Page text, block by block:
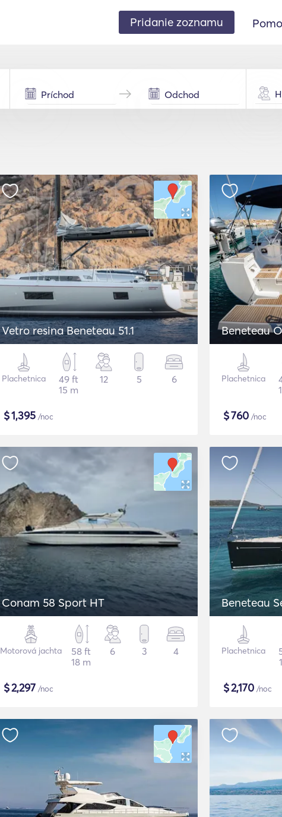
Pridanie zoznamu
Vetro resina Beneteau 51.1
Plachetnica
49 ft
15 m
12 5 6
$1,395 /noc
Beneteau
Plachetnica
$760 /noc
Conam 58 Sport HT
Motorová jachta
58 ft
18 m
6 3 4
$2,297 /noc
Beneteau
Plachetnica
$2,170 /noc